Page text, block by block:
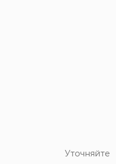
Уточняйте